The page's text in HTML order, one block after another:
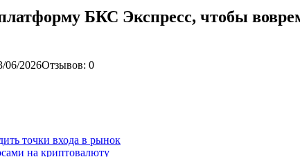
БКС Экспресс, чтобы
06/2026Отзывов: 0
точки входа в рынок
на криптовалюту